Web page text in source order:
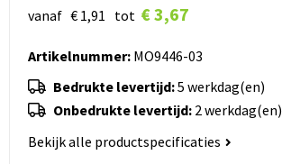
vanaf € 1,91 tot € 3,67
Artikelnummer:MO9446-03
Bedrukte levertijd:5 werkdag(en)
Onbedrukte levertijd: 2 werkdag(en)
Bekijk alle productspecificaties